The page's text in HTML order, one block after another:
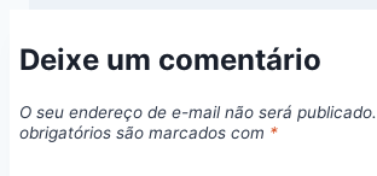
Deixe um comentário
O seu endereço de e-mail não será publicado.
obrigatórios são marcados com *